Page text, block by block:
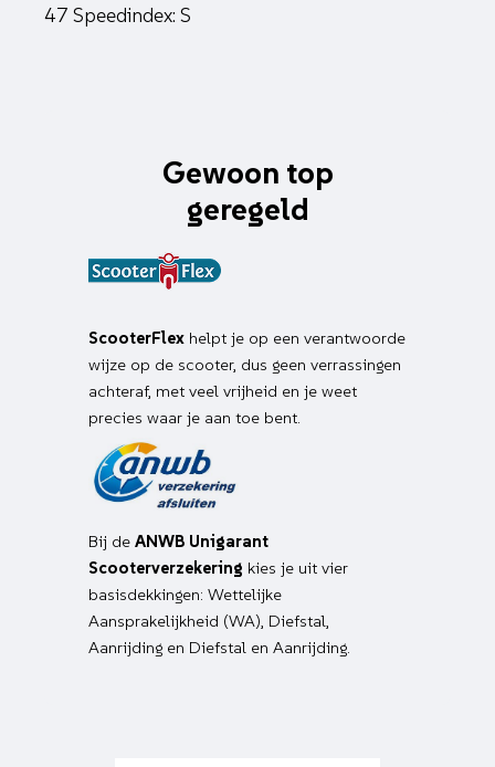
47 Speedindex: S
Gewoon top
geregeld
ScooterFlex helpt je op een verantwoorde
wijze op de scooter, dus geen verrassingen
achteraf, met veel vrijheid en je weet
precies waar je aan toe bent.
Bij de ANWB Unigarant
Scooterverzekering kies je uit vier
basisdekkingen: Wettelijke
Aansprakelijkheid (WA), Diefstal,
Aanrijding en Diefstal en Aanrijding.